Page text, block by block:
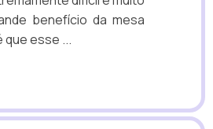
benefício da mesa
que esse ...